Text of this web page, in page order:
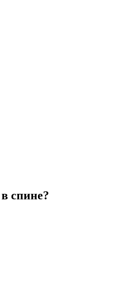
спине?